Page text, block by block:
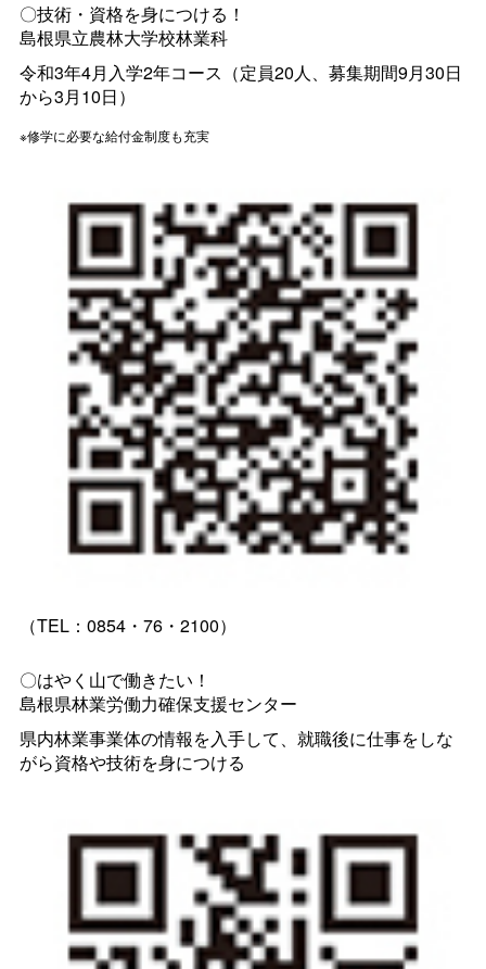
〇技術・資格を身につける！
島根県立農林大学校林業科
令和3年4月入学2年コース（定員20人、募集期間9月30日
から3月10日）
※修学に必要な給付金制度も充実
（TEL：0854・76・2100）
〇はやく山で働きたい！
島根県林業労働力確保支援センター
県内林業事業体の情報を入手して、就職後に仕事をしな
がら資格や技術を身につける